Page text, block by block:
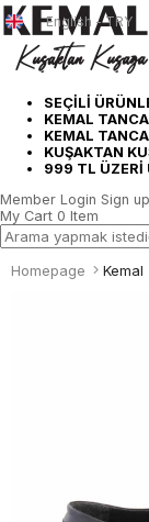
SEÇİLİ
KEMAL
KEMAL
KUŞAKTAN
999 TL ÜZERİ
English - TRY
Member Login Sign up
My Cart 0 Item
Homepage Kemal